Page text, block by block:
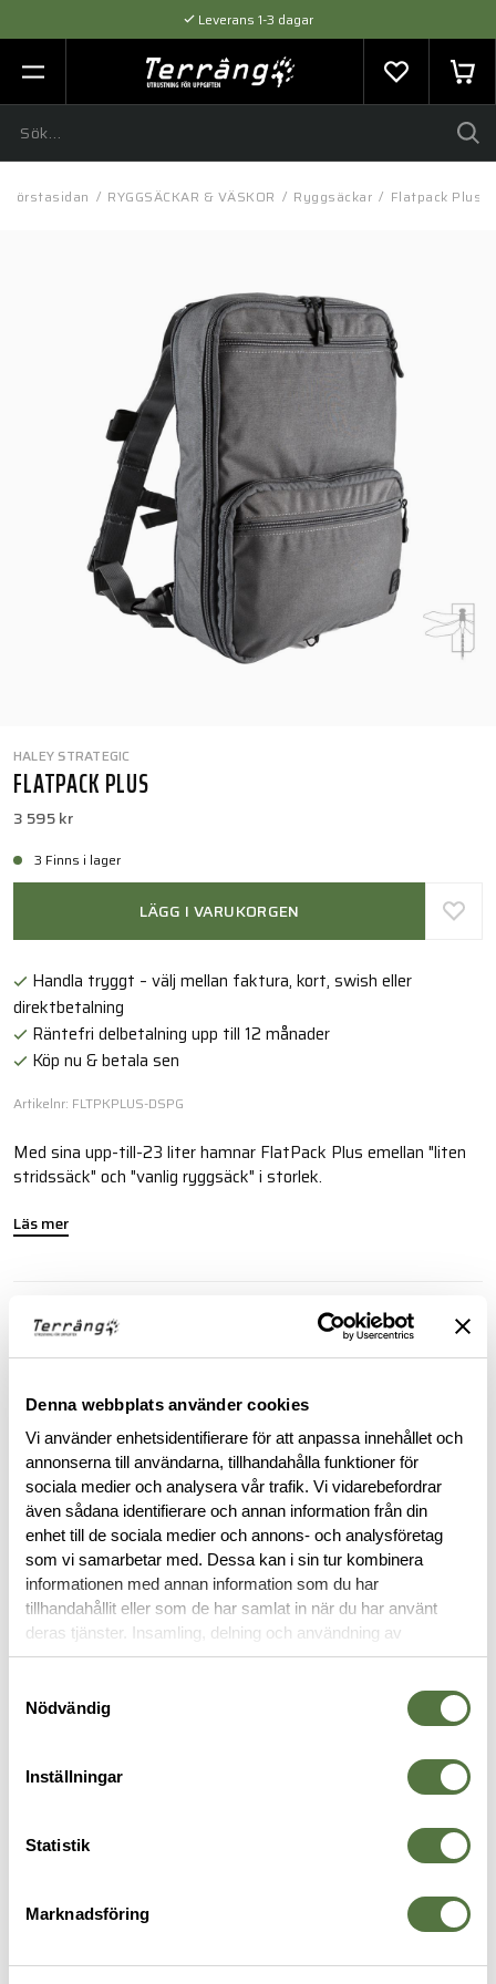
Denna webbplats använder cookies
Vi använder enhetsidentifierare för att anpassa innehållet och
annonserna till användarna, tillhandahålla funktioner för
sociala medier och analysera vår trafik. Vi vidarebefordrar
även sådana identifierare och annan information från din
enhet till de sociala medier och annons- och analysföretag
som vi samarbetar med. Dessa kan i sin tur kombinera
informationen med annan information som du har
tillhandahållit eller som de har samlat in när du har använt
deras tjänster. Insamling, delning och användning av
personuppgifter kan användas för personalisering av
Nödvändig
Inställningar
Statistik
Marknadsföring
Leverans 1-3 dagar
Flexibel betalning med SVEA
Expertråd & Kvalitetsprodukter
Förstasidan / RYGGSÄCKAR & VÄSKOR / Ryggsäckar / Flatpack Plus
HALEY STRATEGIC
FLATPACK PLUS
3 595 kr
3 Finns i lager
LÄGG I VARUKORGEN
Handla tryggt – välj mellan faktura, kort, swish eller
direktbetalning
Räntefri delbetalning upp till 12 månader
Köp nu & betala sen
Artikelnr: FLTPKPLUS-DSPG
Med sina upp-till-23 liter hamnar FlatPack Plus emellan "liten
stridssäck" och "vanlig ryggsäck" i storlek.
Läs mer
BESKRIVNING
OM VARUMÄRKET
RYGGSÄCKAR
SNUGPAK
15L Princess ryggsäck -17 Grey